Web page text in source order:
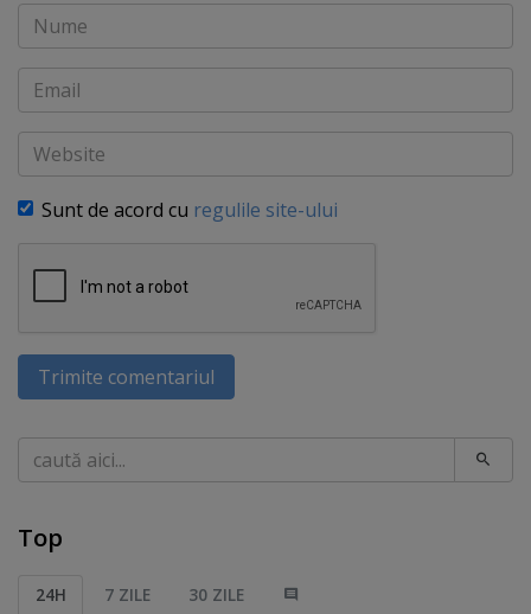
Nume
Email
Website
Sunt de acord cu regulile site-ului
Trimite comentariul
Caută
Top
24H 7 ZILE 30 ZILE